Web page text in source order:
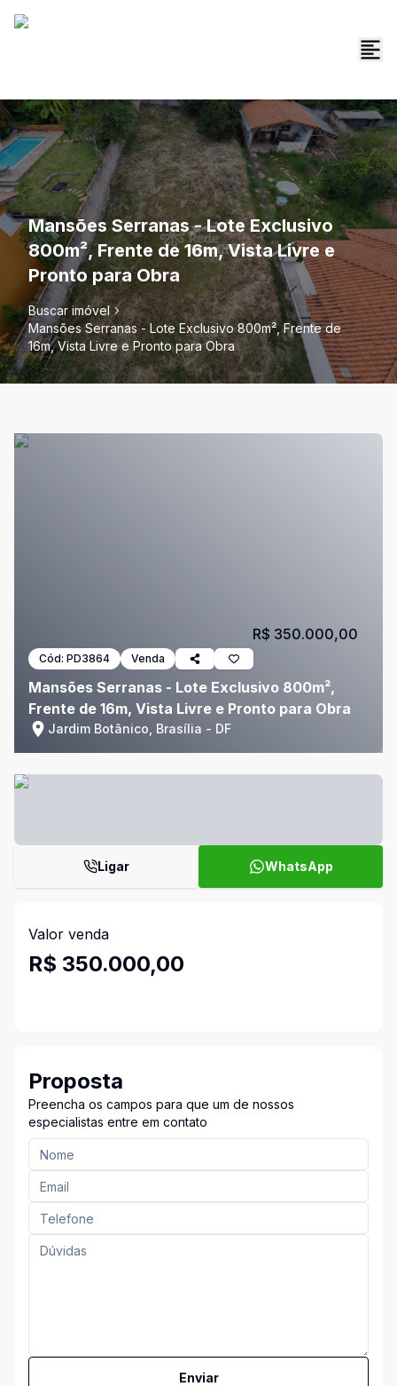
Mansões Serranas - Lote Exclusivo
800m², Frente de 16m, Vista Livre e
Pronto para Obra
Buscar imóvel
Mansões Serranas - Lote Exclusivo 800m², Frente de
16m, Vista Livre e Pronto para Obra
Cód: PD3864 Venda
Mansões Serranas - Lote Exclusivo 800m²,
Frente de 16m, Vista Livre e Pronto para Obra
Jardim Botânico, Brasília - DF
R$ 350.000,00
Ligar WhatsApp
Valor venda
R$ 350.000,00
Proposta
Preencha os campos para que um de nossos
especialistas entre em contato
Enviar